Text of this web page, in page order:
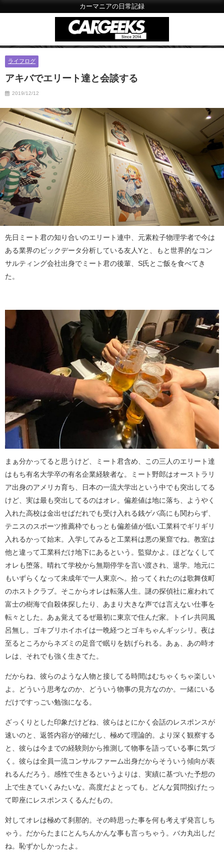
カーマニアの日常記録
ライフログ
アキバでエリート達と会談する
2019/12/12
先日ミート君の知り合いのエリート連中、元素粒子物理学者で今は
ある業界のビックデータ分析している友人Yと、もと世界的なコン
サルティング会社出身でミート君の後輩、S氏とご飯を食べてき
た。
まぁ分かってると思うけど、ミート君含め、この三人のエリート達
はもち有名大学卒の有名企業経験者な。ミート野郎はオーストラリ
ア出身のアメリカ育ち、日本の一流大学出という中でも突出してる
けど、実は最も突出してるのはオレ。偏差値は地に落ち、ようやく
入れた高校は金出せばだれでも受け入れる銭ゲバ高にも関わらず、
テニスのスポーツ推薦枠でもっとも偏差値が低い工業科でギリギリ
入れるかって始末。入学してみると工業科は悪の巣窟でね。教室は
他と違って工業科だけ地下にあるという。監獄かよ。ほどなくして
オレも堕落。晴れて学校から無期停学を言い渡され、退学。地元に
もいずらくなって未成年で一人東京へ。拾ってくれたのは歌舞伎町
のホストクラブ。そこからオレは転落人生。謎の探偵社に雇われて
富士の樹海で自殺体探したり、あまり大きな声では言えない仕事を
転々とした。あぁ覚えてるぜ最初に東京で住んだ家。トイレ共同風
呂無し。ゴキブリホイホイは一晩経つとゴキちゃんギッシリ。夜は
至るところからネズミの足音で眠りを妨げられる。あぁ、あの時オ
レは、それでも強く生きてた。
だからね、彼らのような人物と接してる時間はむちゃくちゃ楽しい
よ。どういう思考なのか、どういう物事の見方なのか。一緒にいる
だけですっごい勉強になる。
ざっくりとした印象だけどね、彼らはとにかく会話のレスポンスが
速いのと、返答内容が的確だし、極めて理論的。より深く観察する
と、彼らは今までの経験則から推測して物事を語っている事に気づ
く。彼らは全員一流コンサルファーム出身だからそういう傾向が表
れるんだろう。感性で生きるというよりは、実績に基づいた予想の
上で生きていくみたいな。高度だよとっても。どんな質問投げたっ
て即座にレスポンスくるんだもの。
対してオレは極めて刹那的。その時思った事を何も考えず発言しち
ゃう。だからたまにとんちんかんな事も言っちゃう。バカ丸出しだ
ね。恥ずかしかったよ。